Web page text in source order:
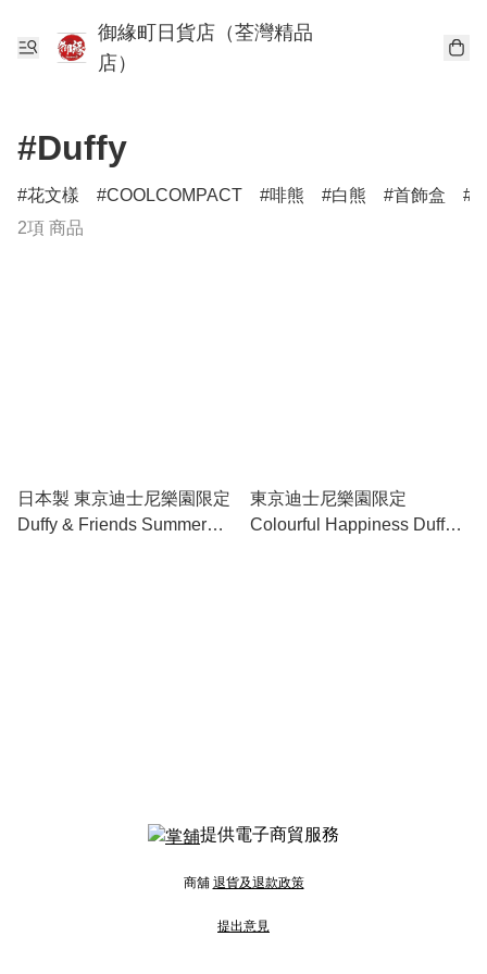
御緣町日貨店（荃灣精品
店）
#Duffy
花文樣 COOLCOMPACT 啡熊 白熊 首飾盒
2項 商品
日本製 東京迪士尼樂園限定
Duffy & Friends Summer
東京迪士尼樂園限定
Colourful Happiness Duffy &
提供電子商貿服務
商舖 退貨及退款政策
提出意見